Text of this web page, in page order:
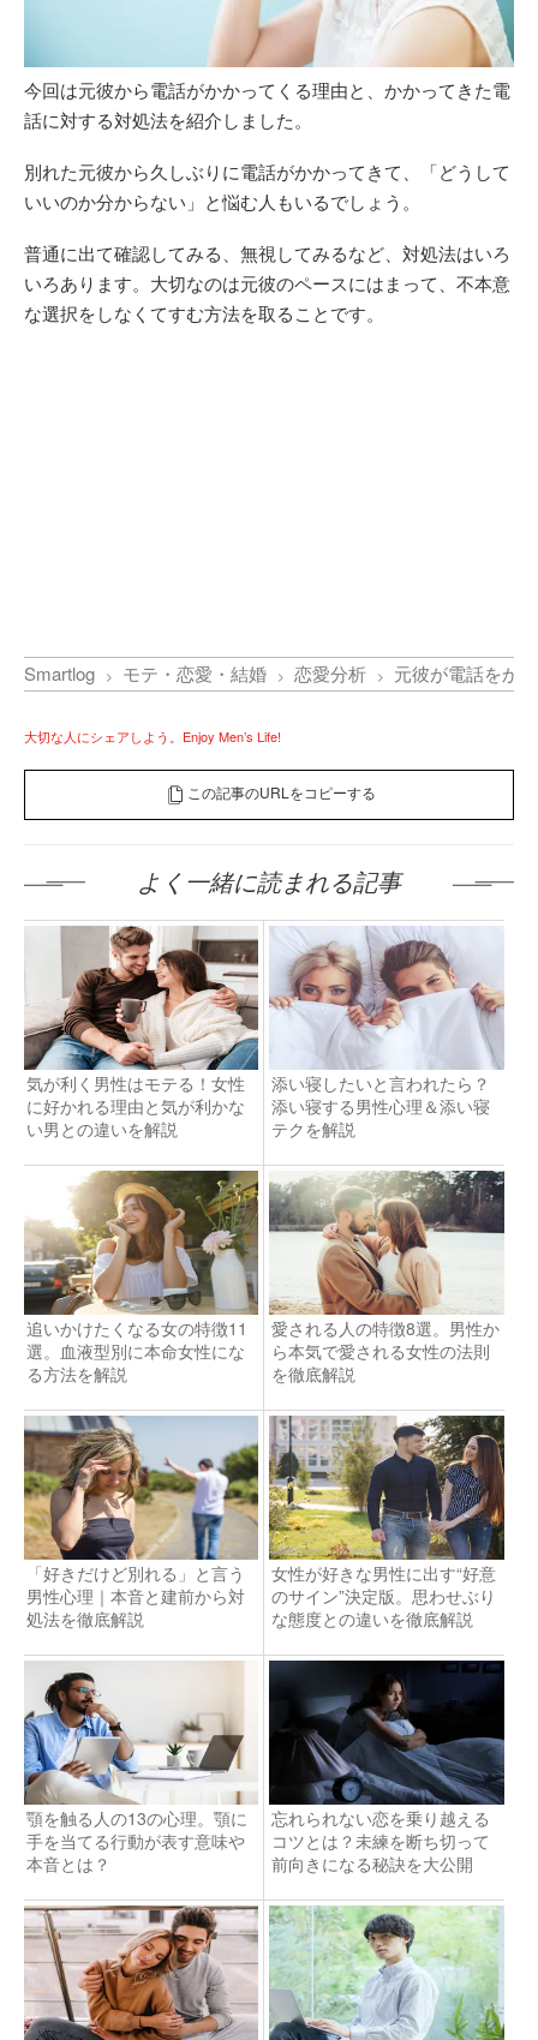
今回は元彼から電話がかかってくる理由と、かかってきた電
話に対する対処法を紹介しました。
別れた元彼から久しぶりに電話がかかってきて、「どうして
いいのか分からない」と悩む人もいるでしょう。
普通に出て確認してみる、無視してみるなど、対処法はいろ
いろあります。大切なのは元彼のペースにはまって、不本意
な選択をしなくてすむ方法を取ることです。
Smartlog モテ・恋愛・結婚 恋愛分析 元彼が電話をか
大切な人にシェアしよう。Enjoy Men’s Life!
この記事のURLをコピーする
よく一緒に読まれる記事
気が利く男性はモテる！女性
に好かれる理由と気が利かな
い男との違いを解説
添い寝したいと言われたら？
添い寝する男性心理＆添い寝
テクを解説
追いかけたくなる女の特徴11
選。血液型別に本命女性にな
る方法を解説
愛される人の特徴8選。男性か
ら本気で愛される女性の法則
を徹底解説
「好きだけど別れる」と言う
男性心理｜本音と建前から対
処法を徹底解説
女性が好きな男性に出す“好意
のサイン”決定版。思わせぶり
な態度との違いを徹底解説
顎を触る人の13の心理。顎に
手を当てる行動が表す意味や
本音とは？
忘れられない恋を乗り越える
コツとは？未練を断ち切って
前向きになる秘訣を大公開